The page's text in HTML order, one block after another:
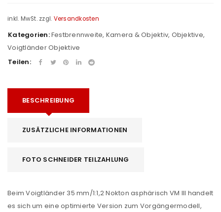
inkl. MwSt. zzgl. Versandkosten
Kategorien:Festbrennweite, Kamera & Objektiv, Objektive,
Voigtländer Objektive
Teilen:
BESCHREIBUNG
ZUSÄTZLICHE INFORMATIONEN
FOTO SCHNEIDER TEILZAHLUNG
Beim Voigtländer 35 mm/1:1,2 Nokton asphärisch VM III handelt
es sich um eine optimierte Version zum Vorgängermodell,